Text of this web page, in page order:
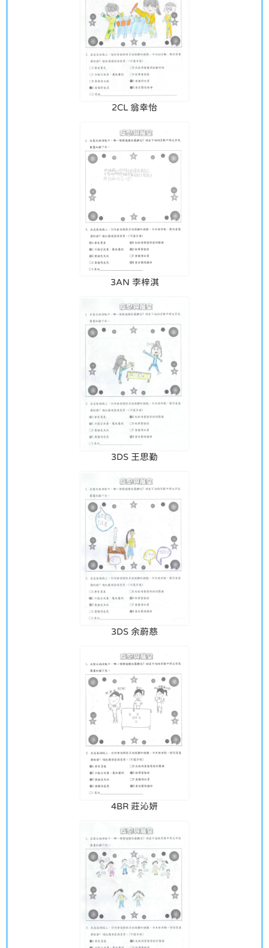
2CL 翁幸怡
3AN 李梓淇
3DS 王思勤
3DS 余蔚慈
4BR 莊沁妍